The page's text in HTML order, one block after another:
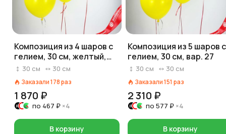
Композиция из 4 шаров с
гелием, 30 см, желтый,
зеленый
30 см 30 см
Заказали178раз
1 870 ₽
по 467 ₽ ×4
В корзину
Композиция из 5 шаров с
гелием, 30 см, вар. 27
30 см 30 см
Заказали151 раз
2 310 ₽
по 577 ₽ ×4
В корзину